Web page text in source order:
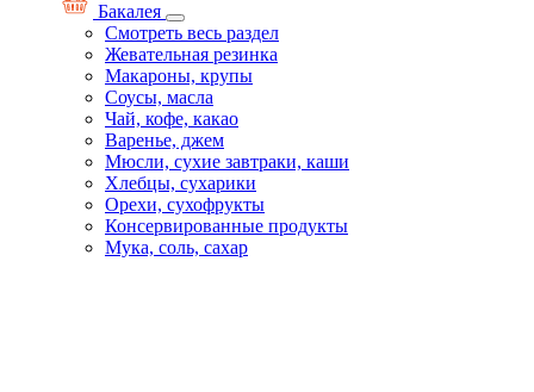
Бакалея
Смотреть весь раздел
Жевательная резинка
Макароны, крупы
Соусы, масла
Чай, кофе, какао
Варенье, джем
Мюсли, сухие завтраки, каши
Хлебцы, сухарики
Орехи, сухофрукты
Консервированные продукты
Мука, соль, сахар